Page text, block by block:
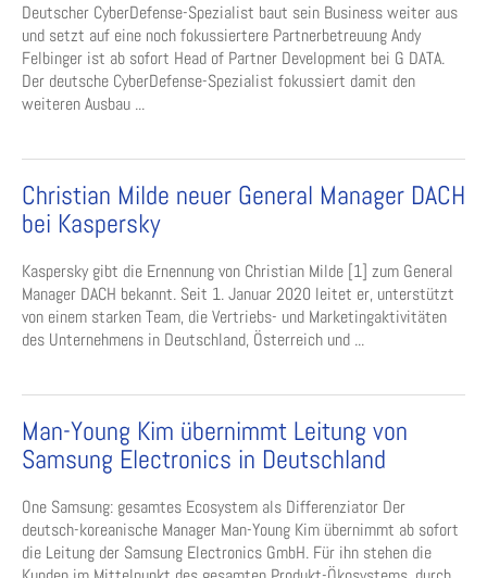
Deutscher CyberDefense-Spezialist baut sein Business weiter aus
und setzt auf eine noch fokussiertere Partnerbetreuung Andy
Felbinger ist ab sofort Head of Partner Development bei G DATA.
Der deutsche CyberDefense-Spezialist fokussiert damit den
weiteren Ausbau ...
Christian Milde neuer General Manager DACH
bei Kaspersky
Kaspersky gibt die Ernennung von Christian Milde [1] zum General
Manager DACH bekannt. Seit 1. Januar 2020 leitet er, unterstützt
von einem starken Team, die Vertriebs- und Marketingaktivitäten
des Unternehmens in Deutschland, Österreich und ...
Man-Young Kim übernimmt Leitung von
Samsung Electronics in Deutschland
One Samsung: gesamtes Ecosystem als Differenziator Der
deutsch-koreanische Manager Man-Young Kim übernimmt ab sofort
die Leitung der Samsung Electronics GmbH. Für ihn stehen die